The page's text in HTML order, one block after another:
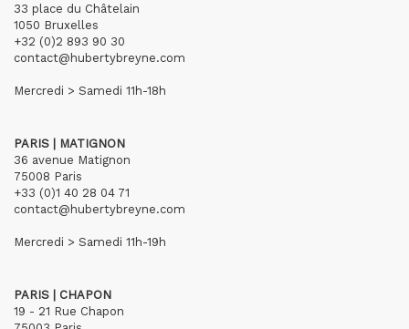
33 place du Châtelain
1050 Bruxelles
+32 (0)2 893 90 30
contact@hubertybreyne.com
Mercredi > Samedi 11h-18h
PARIS | MATIGNON
36 avenue Matignon
75008 Paris
+33 (0)1 40 28 04 71
contact@hubertybreyne.com
Mercredi > Samedi 11h-19h
PARIS | CHAPON
19 - 21 Rue Chapon